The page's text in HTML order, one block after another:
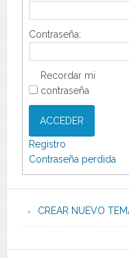
Contraseña:
Recordar mi
contraseña
ACCEDER
Registro
Contraseña perdida
CREAR NUEVO